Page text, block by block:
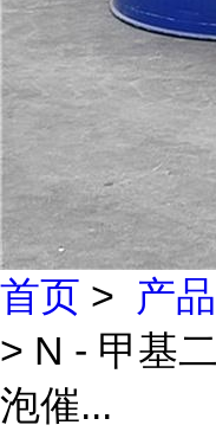
首页 > 产
> N - 甲基
泡催...